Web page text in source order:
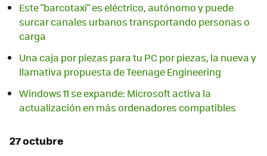
Este "barcotaxi" es eléctrico, autónomo y puede
surcar canales urbanos transportando personas o
carga
Una caja por piezas para tu PC por piezas, la nueva y
llamativa propuesta de Teenage Engineering
Windows 11 se expande: Microsoft activa la
actualización en más ordenadores compatibles
27 octubre